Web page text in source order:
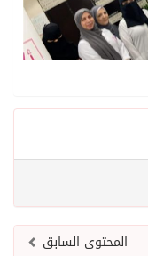
المحتوى السابق